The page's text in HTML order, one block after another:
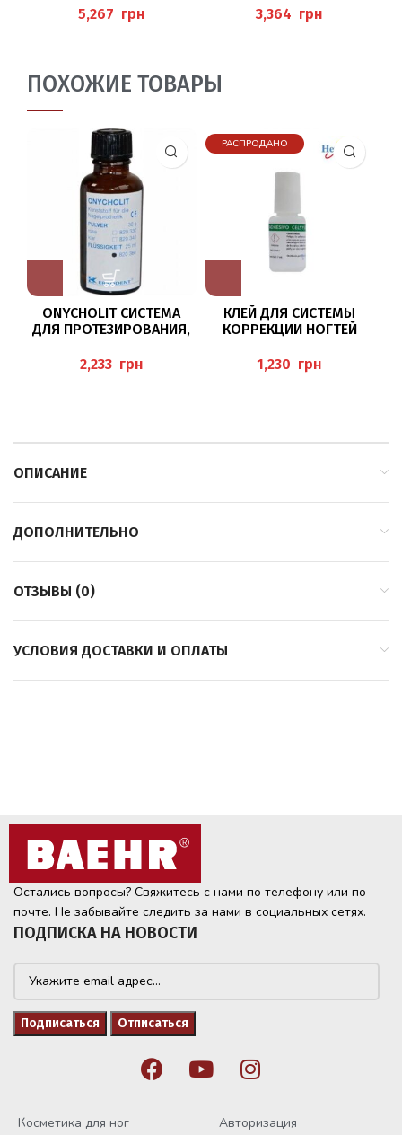
Г грн
грн
ПОХОЖИЕ ТОВАРЫ
ONYCHOLIT СИСТЕМА
ДЛЯ ПРОТЕЗИРОВАНИЯ,
ЕRKODENT
грн
РАСПРОДАНО
КЛЕЙ ДЛЯ СИСТЕМЫ
КОРРЕКЦИИ НОГТЕЙ
грн
ОПИСАНИЕ
ДОПОЛНИТЕЛЬНО
ОТЗЫВЫ (0)
УСЛОВИЯ ДОСТАВКИ И ОПЛАТЫ
Остались вопросы? Свяжитесь с нами по телефону или по
почте. Не забывайте следить за нами в социальных сетях.
ПОДПИСКА НА НОВОСТИ
Косметика для ног Авторизация